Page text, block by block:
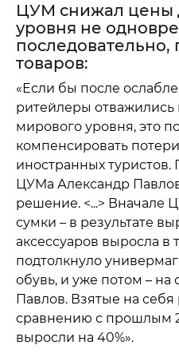
ЦУМ снижал цены
уровня не
последовательно,
товаров:
«Если бы после
ритейлеры
мирового уровня, это
компенсировать
иностранных
ЦУМа Александр
решение. <...>
сумки – в результате
аксессуаров выросла в
подтолкнуло
обувь, и уже потом – на
Павлов. Взятые на
сравнению с прошлым
выросли на 40%».